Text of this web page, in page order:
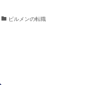
ビルメンの転職